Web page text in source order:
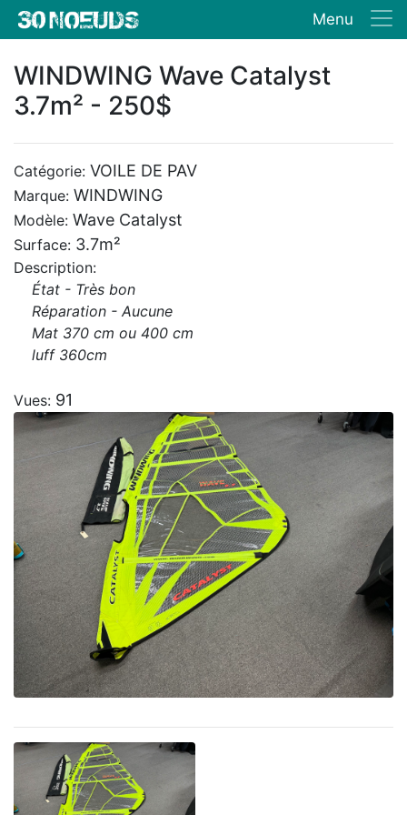
Menu
WINDWING Wave Catalyst
3.7m² - 250$
Catégorie: VOILE DE PAV
Marque: WINDWING
Modèle: Wave Catalyst
Surface: 3.7m²
Description:
État - Très bon
Réparation - Aucune
Mat 370 cm ou 400 cm
luff 360cm
Vues: 91